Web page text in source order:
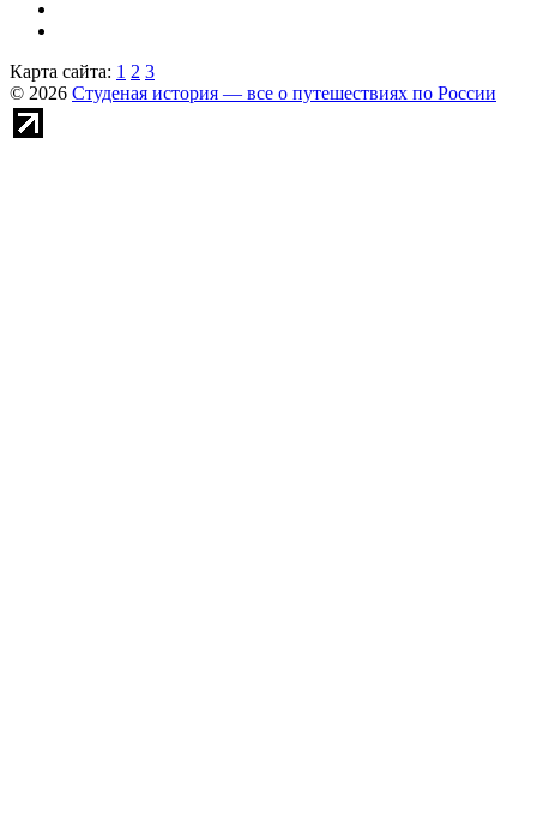
Карта сайта: 1 2 3
© 2026 Студеная история — все о путешествиях по России